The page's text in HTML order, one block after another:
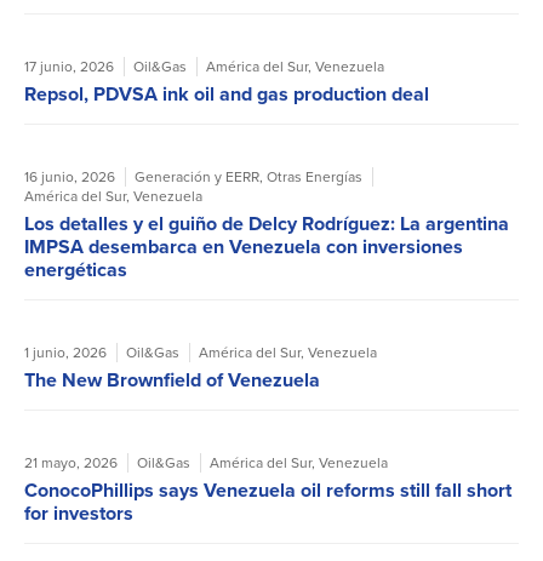
17 junio, 2026 Oil&Gas América del Sur, Venezuela
Repsol, PDVSA ink oil and gas production deal
16 junio, 2026 Generación y EERR, Otras Energías
América del Sur, Venezuela
Los detalles y el guiño de Delcy Rodríguez: La argentina
IMPSA desembarca en Venezuela con inversiones
energéticas
1 junio, 2026 Oil&Gas América del Sur, Venezuela
The New Brownfield of Venezuela
21 mayo, 2026 Oil&Gas América del Sur, Venezuela
ConocoPhillips says Venezuela oil reforms still fall short
for investors